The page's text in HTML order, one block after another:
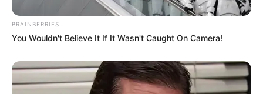
BRAINBERRIES
You Wouldn't Believe It If It Wasn't Caught On Camera!